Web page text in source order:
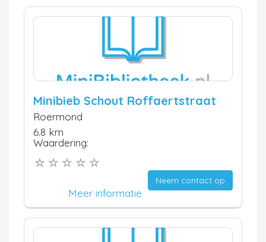
Minibieb Schout Roffaertstraat
Roermond
6.8 km
Waardering:
Neem contact op
Meer informatie